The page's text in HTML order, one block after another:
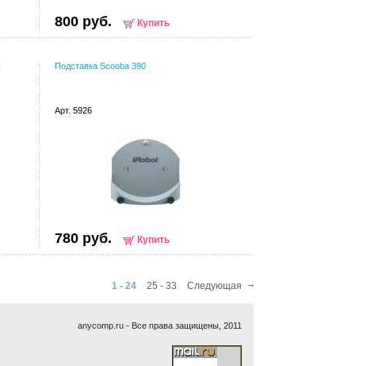
800 руб. Купить
Подставка Scooba 390
Арт. 5926
780 руб. Купить
1 - 24 25 - 33 Следующая
anycomp.ru - Все права защищены, 2011